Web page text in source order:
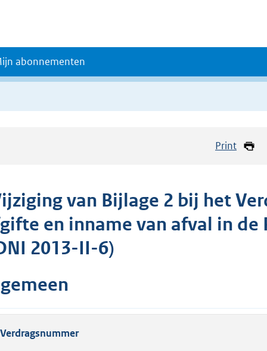
abonnementen
Print
van Bijlage 2 bij het
en inname van afval in
2013-II-6)
Verdragsnummer